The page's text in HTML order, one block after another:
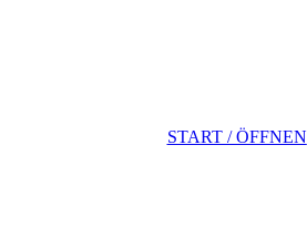
START / ÖFFNEN